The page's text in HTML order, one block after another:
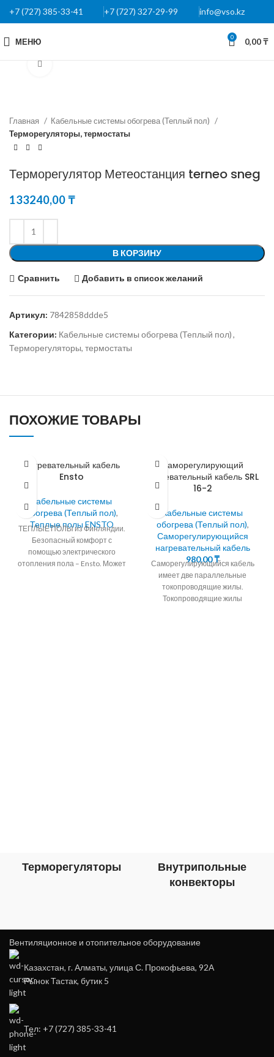
+7 (727) 385-33-41 +7 (727) 327-29-99 info@vso.kz
МЕНЮ 0 0,00₸
Главная
Кабельные системы обогрева (Теплый пол)
Терморегуляторы, термостаты
Терморегулятор Метеостанция terneo sneg
133240,00₸
В КОРЗИНУ
Сравнить Добавить в список желаний
Артикул: 7842858ddde5
Категории: Кабельные системы обогрева (Теплый пол),
Терморегуляторы, термостаты
ПОХОЖИЕ ТОВАРЫ
Нагревательный кабель
Ensto
Кабельные системы
обогрева (Теплый пол),
Теплые полы ENSTO
ТЕПЛЫЕ ПОЛЫ из Финляндии.
Безопасный комфорт с
помощью электрического
отопления пола – Ensto. Может
Саморегулирующий
нагревательный кабель SRL
16-2
Кабельные системы
обогрева (Теплый пол),
Саморегулирующийся
нагревательный кабель
980,00₸
Саморегулирующийся кабель
имеет две параллельные
токопроводящие жилы.
Токопроводящие жилы
Терморегуляторы
Внутрипольные
конвекторы
Вентиляционное и отопительное оборудование
Казахстан, г. Алматы, улица С. Прокофьева, 92А
Рынок Тастак, бутик 5
Тел: +7 (727) 385-33-41